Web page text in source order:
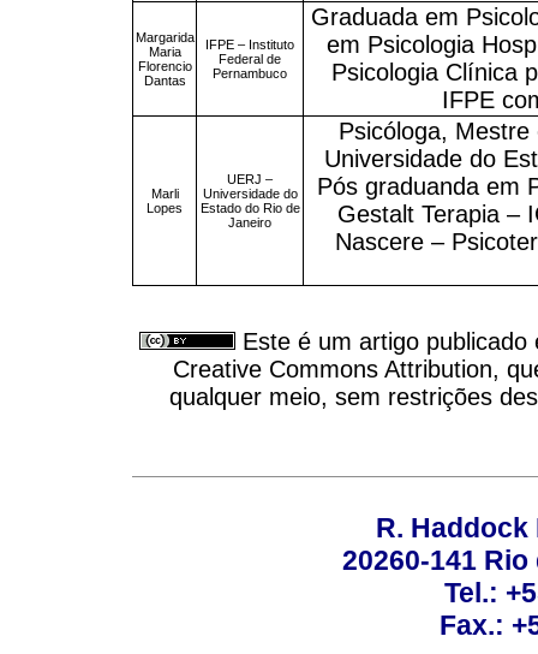
Margarida
Maria
Florencio
Dantas
IFPE – Instituto
Federal de
Pernambuco
Graduada em
em Psicologia
Psicologia Clínica
IFPE
Marli
Lopes
UERJ –
Universidade do
Estado do Rio de
Janeiro
Psicóloga,
Universidade do
Pós graduanda em
Gestalt Terapia –
Nascere –
Este é um artigo
Creative Commons Attribution,
qualquer meio, sem restrições
R. Haddock
20260-141
Tel.:
Fax.: